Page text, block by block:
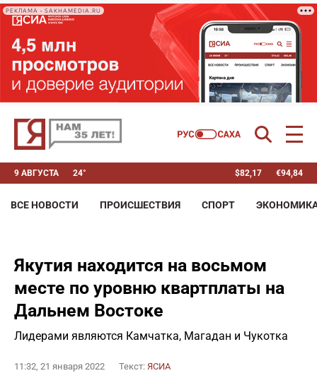
РЕКЛАМА • SAKHAMEDIA.RU
9 АВГУСТА 24° $82,17 €94,84
ВСЕ НОВОСТИ ПРОИСШЕСТВИЯ СПОРТ
Якутия находится на восьмом
месте по уровню квартплаты на
Дальнем Востоке
Лидерами являются Камчатка, Магадан и Чукотка
11:32, 21 января 2022 Текст: ЯСИА